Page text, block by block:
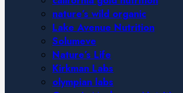
nature’s wild organic
Lake Avenue Nutrition
Solumeve
Nature’s Life
Kirkman Labs
olympian labs